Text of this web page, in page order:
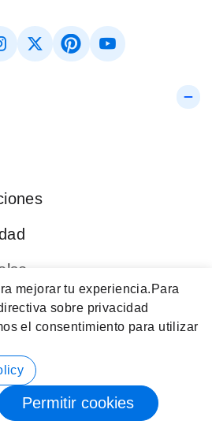
mejorar tu experiencia. Para
sobre privacidad
el consentimiento para utilizar
Permitir cookies
Todos los Derechos.